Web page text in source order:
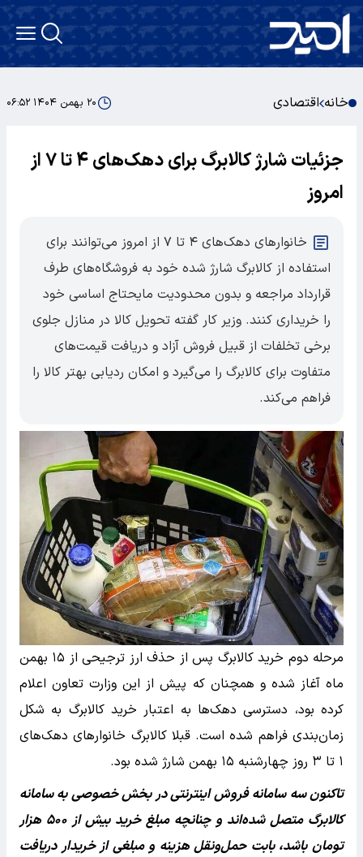
خانه اقتصادی ۲۰ بهمن ۱۴۰۴ ۰۶:۵۲
جزئیات شارژ کالابرگ برای دهک‌های ۴ تا ۷ از
امروز
خانوارهای دهک‌های ۴ تا ۷ از امروز می‌توانند برای
استفاده از کالابرگ شارژ شده خود به فروشگاه‌های طرف
قرارداد مراجعه و بدون محدودیت مایحتاج اساسی خود
را خریداری کنند. وزیر کار گفته تحویل کالا در منازل جلوی
برخی تخلفات از قبیل فروش آزاد و دریافت قیمت‌های
متفاوت برای کالابرگ را می‌گیرد و امکان ردیابی بهتر کالا را
فراهم می‌کند.
مرحله دوم خرید کالابرگ پس از حذف ارز ترجیحی از ۱۵ بهمن
ماه آغاز شده و همچنان که پیش از این وزارت تعاون اعلام
کرده بود، دسترسی دهک‌ها به اعتبار خرید کالابرگ به شکل
زمان‌بندی‌ فراهم شده است. قبلا کالابرگ خانوارهای دهک‌های
۱ تا ۳ روز چهارشنبه ۱۵ بهمن شارژ شده بود.
تاکنون سه سامانه فروش اینترنتی در بخش خصوصی به سامانه
کالابرگ متصل شده‌اند و چنانچه مبلغ خرید بیش از ۵۰۰ هزار
تومان باشد، بابت حمل‌ونقل هزینه و مبلغی از خریدار دریافت